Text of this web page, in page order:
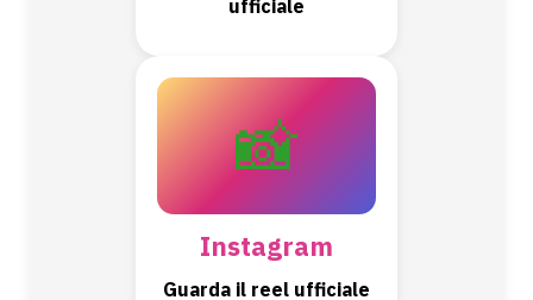
ufficiale
📸
Instagram
Guarda il reel ufficiale